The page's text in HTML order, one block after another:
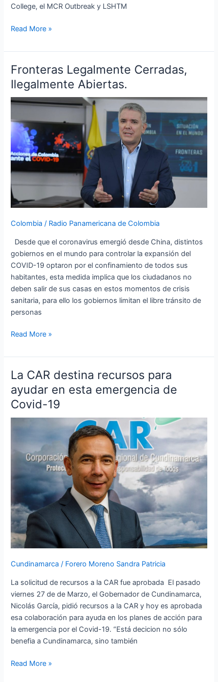
College, el MCR Outbreak y LSHTM
Read More »
Fronteras Legalmente Cerradas,
Ilegalmente Abiertas.
Colombia / Radio Panamericana de Colombia
Desde que el coronavirus emergió desde China, distintos
gobiernos en el mundo para controlar la expansión del
COVID-19 optaron por el confinamiento de todos sus
habitantes, esta medida implica que los ciudadanos no
deben salir de sus casas en estos momentos de crisis
sanitaria, para ello los gobiernos limitan el libre tránsito de
personas
Fronteras
Legalmente
Cerradas,
Ilegalmente
Read More »
La CAR destina recursos para
ayudar en esta emergencia de
Covid-19
Cundinamarca / Forero Moreno Sandra Patricia
La solicitud de recursos a la CAR fue aprobada El pasado
viernes 27 de de Marzo, el Gobernador de Cundinamarca,
Nicolás García, pidió recursos a la CAR y hoy es aprobada
esa colaboración para ayuda en los planes de acción para
la emergencia por el Covid-19. “Está decicion no sólo
benefia a Cundinamarca, sino también
La
destina
recursos
para
esta
emergencia
Covid-
19
Read More »